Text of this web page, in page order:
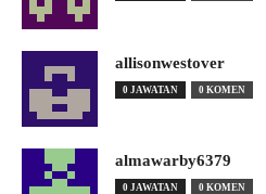
allisonwestover
0 JAWATAN 0 KOMEN
almawarby6379
0 JAWATAN 0 KOMEN